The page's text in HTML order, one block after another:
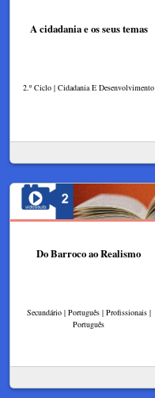
A cidadania e os seus temas
2.º Ciclo | Cidadania E Desenvolvimento
Do Barroco ao Realismo
Secundário | Português | Profissionais |
Português